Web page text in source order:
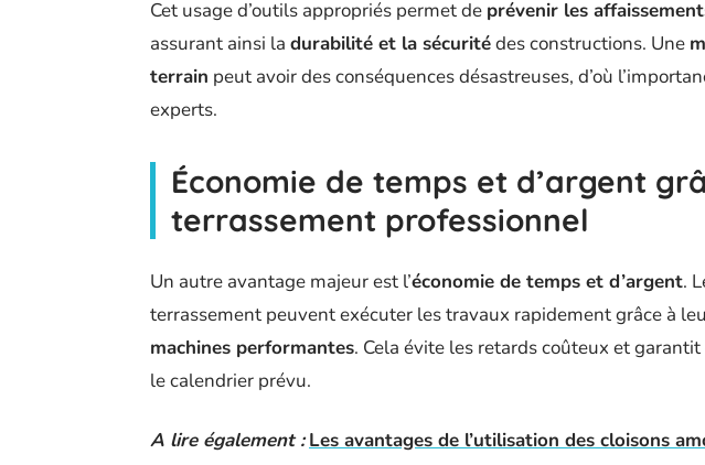
Cet usage d’outils appropriés permet de prévenir les
assurant ainsi la durabilité et la sécuritédes constructions. Une
terrain peut avoir des conséquences désastreuses, d’où
experts.
Économie de temps et d’argent
terrassement professionnel
Un autre avantage majeur est l’économie de temps et d’argent.
terrassement peuvent exécuter les travaux rapidement grâce à
machines performantes. Cela évite les retards coûteux et
le calendrier prévu.
A lire également : Les avantages de l’utilisation des cloisons